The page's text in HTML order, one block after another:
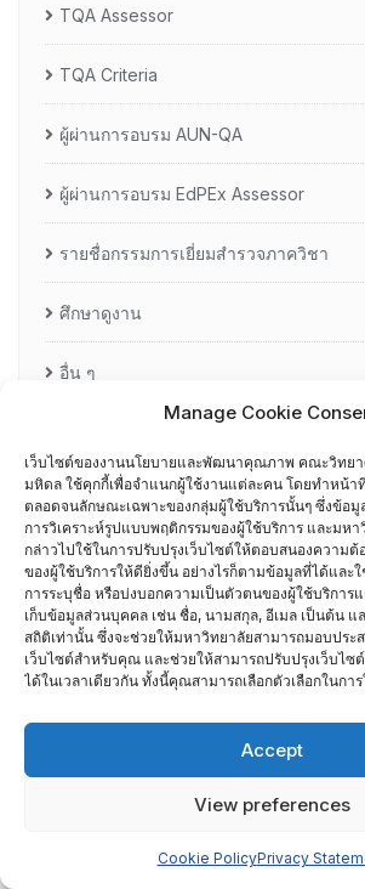
Manage Cookie
เว็บไซต์ของงานนโยบายและพัฒนาคุณภาพ คณะวิทย
มหิดล ใช้คุกกี้เพื่อจำแนกผู้ใช้งานแต่ละคน โดยทำหน้า
ตลอดจนลักษณะเฉพาะของกลุ่มผู้ใช้บริการนั้นๆ ซึ่งข้อมู
การวิเคราะห์รูปแบบพฤติกรรมของผู้ใช้บริการ และมห
กล่าวไปใช้ในการปรับปรุงเว็บไซต์ให้ตอบสนองความต้
ของผู้ใช้บริการให้ดียิ่งขึ้น อย่างไรก็ตามข้อมูลที่ได้และ
การระบุชื่อ หรือบ่งบอกความเป็นตัวตนของผู้ใช้บริการ
เก็บข้อมูลส่วนบุคคล เช่น ชื่อ, นามสกุล, อีเมล เป็นต้น แ
สถิติเท่านั้น ซึ่งจะช่วยให้มหาวิทยาลัยสามารถมอบปร
เว็บไซต์สำหรับคุณ และช่วยให้สามารถปรับปรุงเว็บไซ
ได้ในเวลาเดียวกัน ทั้งนี้คุณสามารถเลือกตัวเลือกในกา
Accept
View preferences
Cookie PolicyPrivacy
TQA Assessor
TQA Criteria
ผู้ผ่านการอบรม AUN-QA
ผู้ผ่านการอบรม EdPEx Assessor
รายชื่อกรรมการเยี่ยมสำรวจภาควิชา
ศึกษาดูงาน
อื่น ๆ
กรรมการบริหารความเสี่ยง
การอบรมพัฒนาหัวหน้าภาควิชา
คณะกรรมการรับเรื่องร้องเรียน
คณะผู้บริหารคณะวิทยาศาสตร์ ที่ผ่า
คุณภาพ
คณะผู้บริหารคณะวิทยาศาสตร์ ปี
ผู้ตรวจประเมิน MUQD